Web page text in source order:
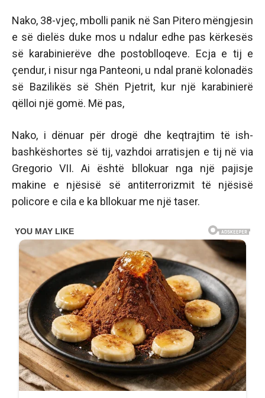
Nako, 38-vjeç, mbolli panik në San Pitero mëngjesin
e së dielës duke mos u ndalur edhe pas kërkesës
së karabinierëve dhe postoblloqeve. Ecja e tij e
çendur, i nisur nga Panteoni, u ndal pranë kolonadës
së Bazilikës së Shën Pjetrit, kur një karabinierë
qëlloi një gomë. Më pas,
Nako, i dënuar për drogë dhe keqtrajtim të ish-
bashkëshortes së tij, vazhdoi arratisjen e tij në via
Gregorio VII. Ai është bllokuar nga një pajisje
makine e njësisë së antiterrorizmit të njësisë
policore e cila e ka bllokuar me një taser.